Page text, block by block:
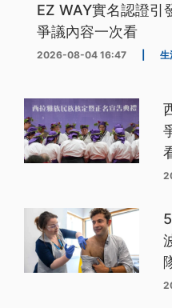
EZ WAY實名認證引
爭議內容一次看
2026-08-04 16:47 生